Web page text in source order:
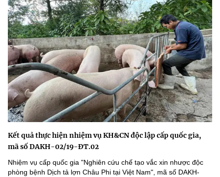
Kết quả thực hiện nhiệm vụ KH&CN độc lập cấp quốc gia,
mã số DAKH-02/19-ĐT.02
Nhiệm vụ cấp quốc gia "Nghiên cứu chế tạo vắc xin nhược độc
phòng bệnh Dịch tả lợn Châu Phi tại Việt Nam", mã số DAKH-